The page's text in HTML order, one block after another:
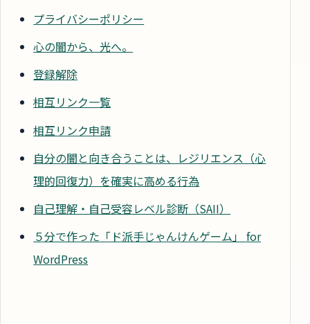
プライバシーポリシー
心の闇から、光へ。
登録解除
相互リンク一覧
相互リンク申請
自分の闇と向き合うことは、レジリエンス（心
理的回復力）を確実に高める行為
自己理解・自己受容レベル診断（SAII）
５分で作った「ド派手じゃんけんゲーム」 for
WordPress